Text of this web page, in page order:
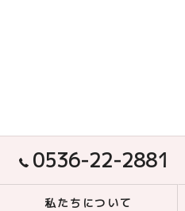
0536-22-2881
私たちについて